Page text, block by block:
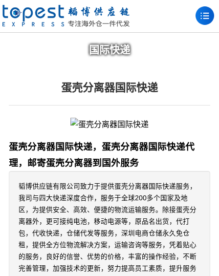
国际快递
蛋壳分离器国际快递
蛋壳分离器国际快递，蛋壳分离器国际快递代
理，邮寄蛋壳分离器到国外服务
韬博供应链有限公司致力于提供蛋壳分离器国际快递服务，
我司与四大快递深度合作，服务于全球200多个国家及地
区，为提供安全、高效、便捷的物流运输服务。除接蛋壳分
离器外，更可接纯电池，移动电源等，原品名出货，代打
包，代收快递，仓储代发等服务，深圳电商仓储永久免仓
租，提供全方位物流解决方案，运输咨询等服务，凭着贴心
的服务，良好的信誉、优势的价格，丰富的操作经验，不断
完善管理，加强技术的更新，努力提高员工素质，提升服务